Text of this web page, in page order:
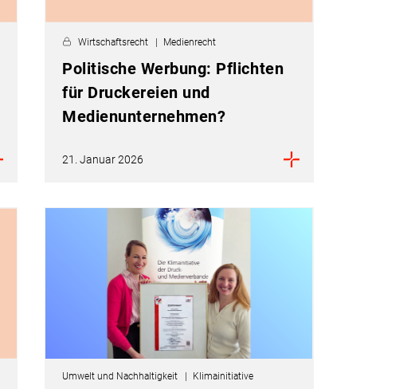
Wirtschaftsrecht Medienrecht
Politische Werbung: Pflichten
für Druckereien und
Medienunternehmen?
21. Januar 2026
Umwelt und Nachhaltigkeit Klimainitiative